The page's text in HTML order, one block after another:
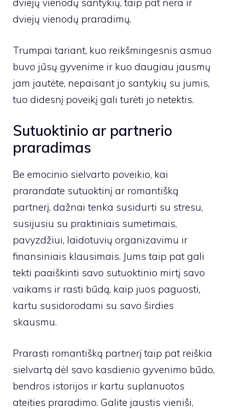
dviejų vienodų santykių, taip pat nėra ir
dviejų vienodų praradimų.
Trumpai tariant, kuo reikšmingesnis asmuo
buvo jūsų gyvenime ir kuo daugiau jausmų
jam jautėte, nepaisant jo santykių su jumis,
tuo didesnį poveikį gali turėti jo netektis.
Sutuoktinio ar partnerio
praradimas
Be emocinio sielvarto poveikio, kai
prarandate sutuoktinį ar romantišką
partnerį, dažnai tenka susidurti su stresu,
susijusiu su praktiniais sumetimais,
pavyzdžiui, laidotuvių organizavimu ir
finansiniais klausimais. Jums taip pat gali
tekti paaiškinti savo sutuoktinio mirtį savo
vaikams ir rasti būdą, kaip juos paguosti,
kartu susidorodami su savo širdies
skausmu.
Prarasti romantišką partnerį taip pat reiškia
sielvartą dėl savo kasdienio gyvenimo būdo,
bendros istorijos ir kartu suplanuotos
ateities praradimo. Galite jaustis vieniši,